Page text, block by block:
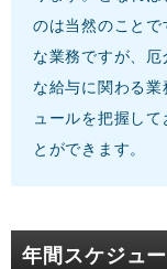
のは当然のこと
な業務ですが、
な給与に関わる
ュールを把握し
とができます。
年間スケジュ